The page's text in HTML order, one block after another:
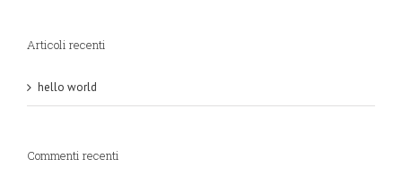
Articoli recenti
hello world
Commenti recenti